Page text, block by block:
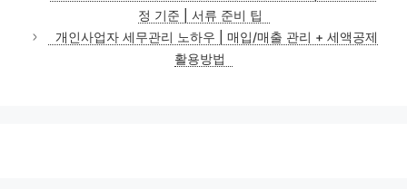
고
리
정 기준 | 서류 준비 팁
개인사업자 세무관리 노하우 | 매입/매출 관리 + 세액공제
활용방법